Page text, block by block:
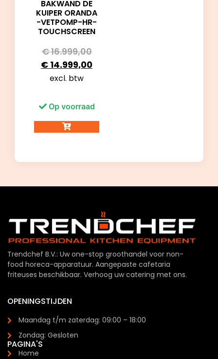
BAKWAND DE
KUIPER ORANDA
-VETPOMP-HR-
TOUCHSCREEN
€16.999,00
€ 14.999,00
excl. btw
Op voorraad
Trendchef B.V.: Uw one-stop groothandel voor non-
food horeca-apparatuur. Aangepaste cafetaria
friteuses beschikbaar. Verhoog uw catering met ons.
OPENINGSTIJDEN
Maandag t/m zaterdag: 09:00 – 18:00
Zondag: Gesloten
PAGINA'S
Home